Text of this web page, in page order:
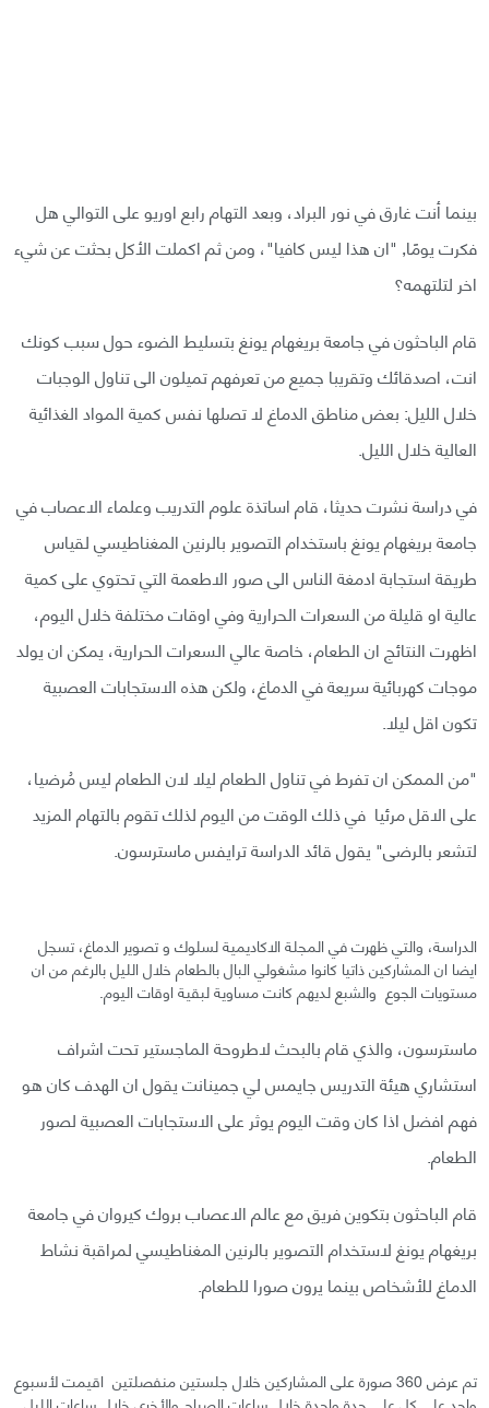
بينما أنت غارق في نور البراد، وبعد التهام رابع اوريو على التوالي هل
فكرت يومًا, "ان هذا ليس كافيا"، ومن ثم اكملت الأكل بحثت عن شيء
اخر لتلتهمه؟
قام الباحثون في جامعة بريغهام يونغ بتسليط الضوء حول سبب كونك
انت، اصدقائك وتقريبا جميع من تعرفهم تميلون الى تناول الوجبات
خلال الليل: بعض مناطق الدماغ لا تصلها نفس كمية المواد الغذائية
العالية خلال الليل.
في دراسة نشرت حديثا، قام اساتذة علوم التدريب وعلماء الاعصاب في
جامعة بريغهام يونغ باستخدام التصوير بالرنين المغناطيسي لقياس
طريقة استجابة ادمغة الناس الى صور الاطعمة التي تحتوي على كمية
عالية او قليلة من السعرات الحرارية وفي اوقات مختلفة خلال اليوم،
اظهرت النتائج ان الطعام، خاصة عالي السعرات الحرارية، يمكن ان يولد
موجات كهربائية سريعة في الدماغ، ولكن هذه الاستجابات العصبية
تكون اقل ليلا.
"من الممكن ان تفرط في تناول الطعام ليلا لان الطعام ليس مُرضيا،
على الاقل مرئيا في ذلك الوقت من اليوم لذلك تقوم بالتهام المزيد
لتشعر بالرضى" يقول قائد الدراسة ترايفس ماسترسون.
الدراسة، والتي ظهرت في المجلة الاكاديمية لسلوك و تصوير الدماغ، تسجل
ايضا ان المشاركين ذاتيا كانوا مشغولي البال بالطعام خلال الليل بالرغم من ان
مستويات الجوع والشبع لديهم كانت مساوية لبقية اوقات اليوم.
ماسترسون، والذي قام بالبحث لاطروحة الماجستير تحت اشراف
استشاري هيئة التدريس جايمس لي جمينانت يقول ان الهدف كان هو
فهم افضل اذا كان وقت اليوم يوثر على الاستجابات العصبية لصور
الطعام.
قام الباحثون بتكوين فريق مع عالم الاعصاب بروك كيروان في جامعة
بريغهام يونغ لاستخدام التصوير بالرنين المغناطيسي لمراقبة نشاط
الدماغ للأشخاص بينما يرون صورا للطعام.
تم عرض 360 صورة على المشاركين خلال جلستين منفصلتين اقيمت لأسبوع
واحد على كل على حدة واحدة خلال ساعات الصباح والأخرى خلال ساعات الليل.